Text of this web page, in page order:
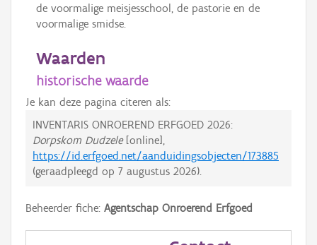
de voormalige meisjesschool, de pastorie en de
voormalige smidse.
Waarden
historische waarde
Je kan deze pagina citeren als:
INVENTARIS ONROEREND ERFGOED 2026:
Dorpskom Dudzele[online],
https://id.erfgoed.net/aanduidingsobjecten/173885
(geraadpleegd op 7 augustus 2026).
Beheerder fiche: Agentschap Onroerend Erfgoed